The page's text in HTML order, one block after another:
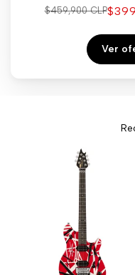
Precio
$459,900 CLP
Ver